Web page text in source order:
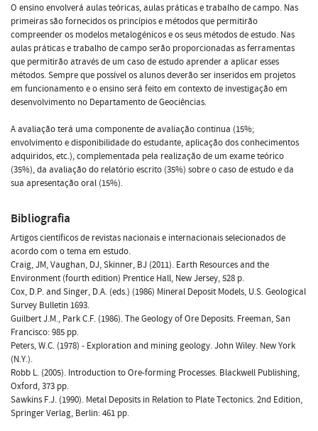
O ensino envolverá aulas teóricas, aulas práticas e trabalho de campo. Nas
primeiras são fornecidos os princípios e métodos que permitirão
compreender os modelos metalogénicos e os seus métodos de estudo. Nas
aulas práticas e trabalho de campo serão proporcionadas as ferramentas
que permitirão através de um caso de estudo aprender a aplicar esses
métodos. Sempre que possível os alunos deverão ser inseridos em projetos
em funcionamento e o ensino será feito em contexto de investigação em
desenvolvimento no Departamento de Geociências.
A avaliação terá uma componente de avaliação continua (15%;
envolvimento e disponibilidade do estudante, aplicação dos conhecimentos
adquiridos, etc.), complementada pela realização de um exame teórico
(35%), da avaliação do relatório escrito (35%) sobre o caso de estudo e da
sua apresentação oral (15%).
Bibliografia
Artigos científicos de revistas nacionais e internacionais selecionados de
acordo com o tema em estudo.
Craig, JM, Vaughan, DJ, Skinner, BJ (2011). Earth Resources and the
Environment (fourth edition) Prentice Hall, New Jersey, 528 p.
Cox, D.P. and Singer, D.A. (eds.) (1986) Mineral Deposit Models, U.S. Geological
Survey Bulletin 1693.
Guilbert J.M., Park C.F. (1986). The Geology of Ore Deposits. Freeman, San
Francisco: 985 pp.
Peters, W.C. (1978) - Exploration and mining geology. John Wiley. New York
(N.Y.).
Robb L. (2005). Introduction to Ore-forming Processes. Blackwell Publishing,
Oxford, 373 pp.
Sawkins F.J. (1990). Metal Deposits in Relation to Plate Tectonics. 2nd Edition,
Springer Verlag, Berlin: 461 pp.